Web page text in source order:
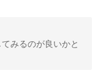
みるのが良いかと